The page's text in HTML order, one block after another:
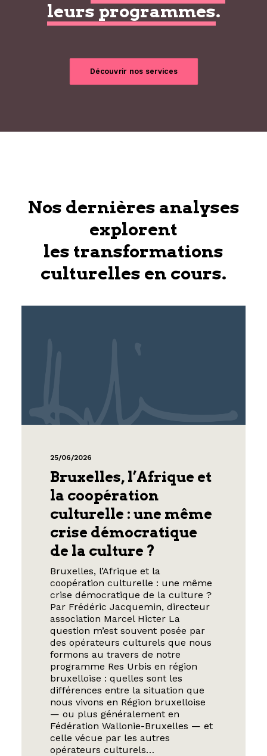
leurs programmes.
Découvrir nos services
Nos dernières analyses
explorent
les transformations
culturelles en cours.
25/06/2026
Bruxelles, l’Afrique et
la coopération
culturelle : une même
crise démocratique
de la culture ?
Bruxelles, l’Afrique et la
coopération culturelle : une même
crise démocratique de la culture ?
Par Frédéric Jacquemin, directeur
association Marcel Hicter La
question m’est souvent posée par
des opérateurs culturels que nous
formons au travers de notre
programme Res Urbis en région
bruxelloise : quelles sont les
différences entre la situation que
nous vivons en Région bruxelloise
— ou plus généralement en
Fédération Wallonie-Bruxelles — et
celle vécue par les autres
opérateurs culturels…